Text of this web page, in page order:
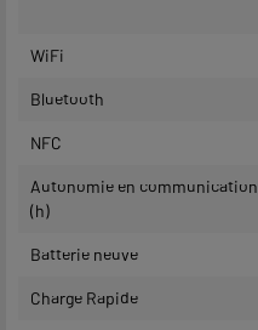
WiFi
Bluetooth
NFC
Autonomie en communication
(h)
Batterie neuve
Charge Rapide